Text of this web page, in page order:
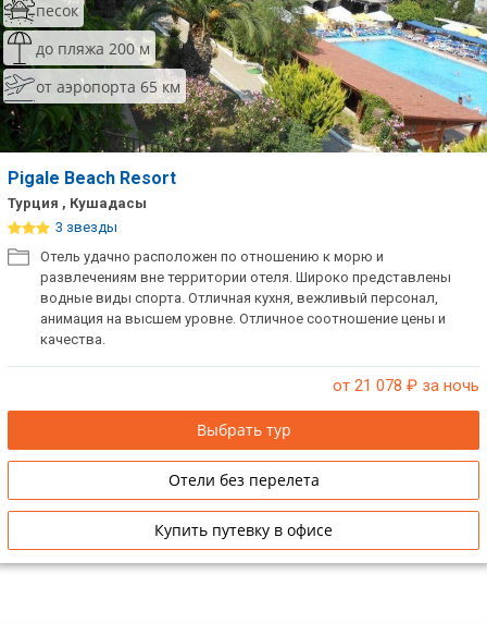
песок
до пляжа 200 м
от аэропорта 65 км
Pigale Beach Resort
Турция , Кушадасы
3 звезды
Отель удачно расположен по отношению к морю и
развлечениям вне территории отеля. Широко представлены
водные виды спорта. Отличная кухня, вежливый персонал,
анимация на высшем уровне. Отличное соотношение цены и
качества.
от 21 078 ₽ за ночь
Выбрать тур
Отели без перелета
Купить путевку в офисе